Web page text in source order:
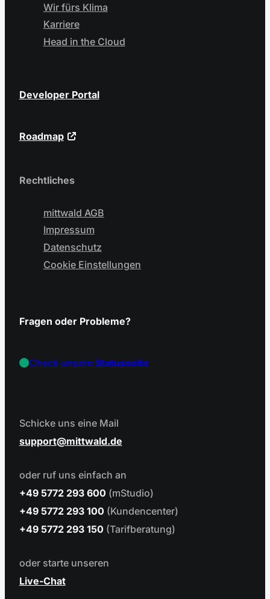
Wir fürs Klima
Karriere
Head in the Cloud
Developer Portal
Roadmap
Rechtliches
mittwald AGB
Impressum
Datenschutz
Cookie Einstellungen
Fragen oder Probleme?
Check unsereStatusseite
Schicke uns eine Mail
support
mittwald.de
oder ruf uns einfach an
+49 5772 293 600 (mStudio)
+49 5772 293 100 (Kundencenter)
+49 5772 293 150 (Tarifberatung)
oder starte unseren
Live-Chat